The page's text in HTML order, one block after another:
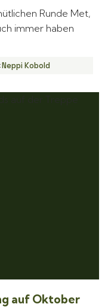
Runde Met,
immer haben
Neppi Kobold
auf Oktober